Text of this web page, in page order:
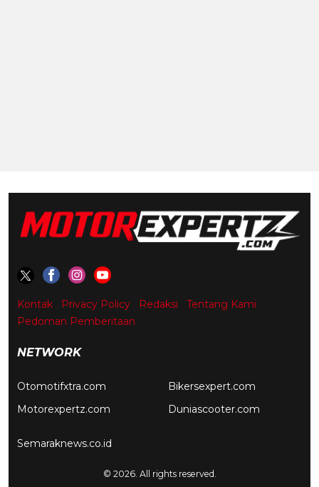
Kontak Privacy Policy Redaksi
Tentang Kami
Pedoman Pemberitaan
NETWORK
Otomotifxtra.com
Motorexpertz.com
Bikersexpert.com
Duniascooter.com
Semaraknews.co.id
© 2026. All rights reserved.